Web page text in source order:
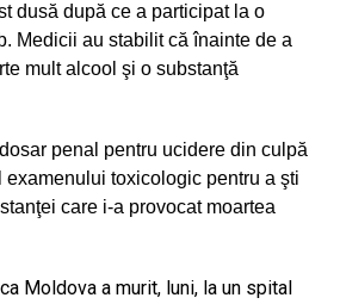
dusă după ce a participat la o
Medicii au stabilit că înainte de a
mult alcool şi o substanţă
penal pentru ucidere din culpă
examenului toxicologic pentru a şti
care i-a provocat moartea
Moldova a murit, luni, la un spital